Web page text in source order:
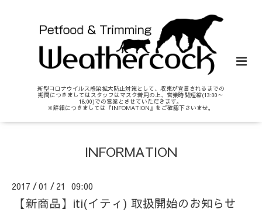
新型コロナウイルス感染拡大防止対策として、収束が宣言されるまでの
期間につきましてはスタッフはマスク着用の上、営業時間短縮(13:00～
18:00)での営業とさせていただきます。
※詳細につきましては『INFOMATION』をご確認下さいませ。
INFORMATION
2017 /01 / 21 09:00
【新商品】iti(イティ) 取扱開始のお知らせ